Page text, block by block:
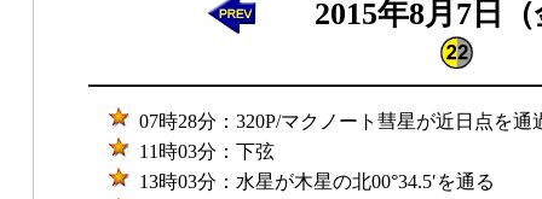
2015年8月7日
07時28分：320P/マクノート彗星が近日点を通
11時03分：下弦
13時03分：水星が木星の北00°34.5′を通る